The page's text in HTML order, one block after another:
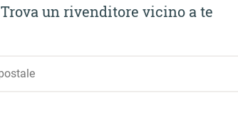
Trova un rivenditore vicino a te